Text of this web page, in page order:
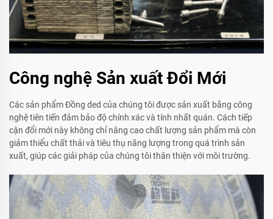
Công nghệ Sản xuất Đổi Mới
Các sản phẩm Đồng ded của chúng tôi được sản xuất bằng công
nghệ tiên tiến đảm bảo độ chính xác và tính nhất quán. Cách tiếp
cận đổi mới này không chỉ nâng cao chất lượng sản phẩm mà còn
giảm thiểu chất thải và tiêu thụ năng lượng trong quá trình sản
xuất, giúp các giải pháp của chúng tôi thân thiện với môi trường.